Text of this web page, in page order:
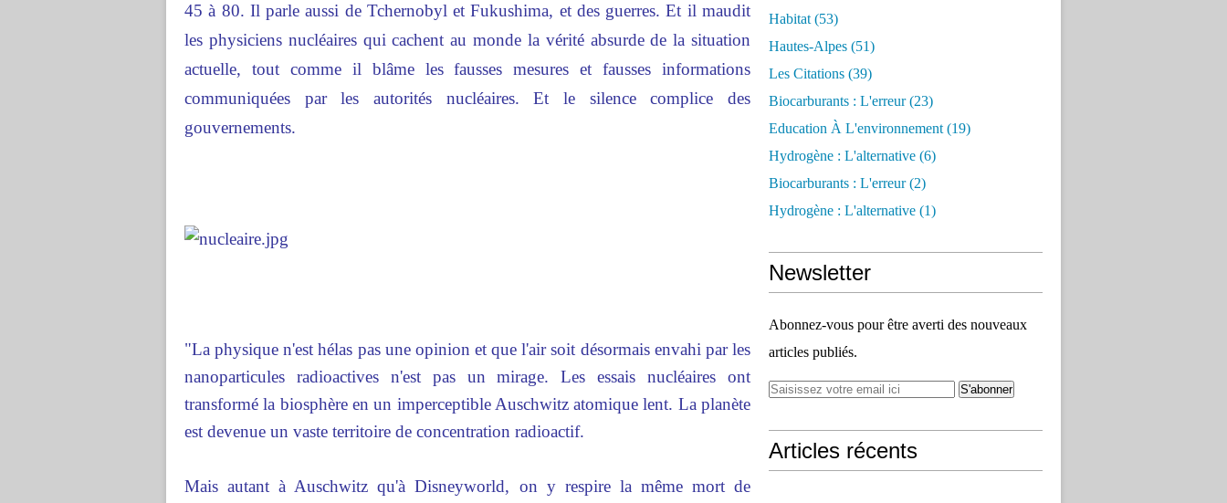
45 à 80. Il parle aussi de Tchernobyl et Fukushima, et des guerres. Et il maudit
les physiciens nucléaires qui cachent au monde la vérité absurde de la situation
actuelle, tout comme il blâme les fausses mesures et fausses informations
communiquées par les autorités nucléaires. Et le silence complice des
gouvernements.
"La physique n'est hélas pas une opinion et que l'air soit désormais envahi par les
nanoparticules radioactives n'est pas un mirage. Les essais nucléaires ont
transformé la biosphère en un imperceptible Auschwitz atomique lent. La planète
est devenue un vaste territoire de concentration radioactif.
Mais autant à Auschwitz qu'à Disneyworld, on y respire la même mort de
Habitat (53)
Hautes-Alpes (51)
Les Citations (39)
Biocarburants : L'erreur(23)
Education À L'environnement (19)
Hydrogène : L'alternative (6)
Biocarburants : L'erreur(2)
Hydrogène : L'alternative (1)
Newsletter
Abonnez-vous pour être averti des nouveaux
articles publiés.
Articles récents